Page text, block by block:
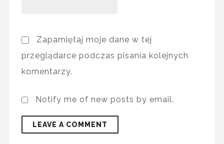
Zapamiętaj moje dane w tej
przeglądarce podczas pisania kolejnych
komentarzy.
Notify me of new posts by email.